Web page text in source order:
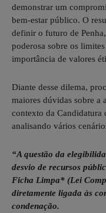
demonstrar um
bem-estar público. O
definir o futuro de
poderosa sobre os
importância de valores
Diante desse dilema,
maiores dúvidas sobre a
contexto da Candidatura
analisando vários
“A questão da
desvio de recursos
Ficha Limpa* (Lei
diretamente ligada às
condenação.